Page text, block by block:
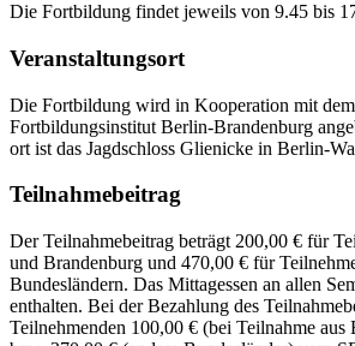
Die Fortbildung findet jeweils von 9.45 bis
Veranstaltungsort
Die Fortbildung wird in Kooperation mit
Fortbildungs­institut Berlin-Branden­burg
ort ist das Jagdschloss Glienicke in Berlin-
Teilnahmebeitrag
Der Teilnahmebeitrag beträgt 200,00 € für
und Brandenburg und 470,00 € für
Bundesländern. Das Mittagessen an allen
enthalten. Bei der Bezahlung des
Teilnehmenden 100,00 € (bei Teilnahme